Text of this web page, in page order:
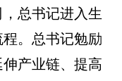
总书记进入生
。总书记勉励
产业链、提高